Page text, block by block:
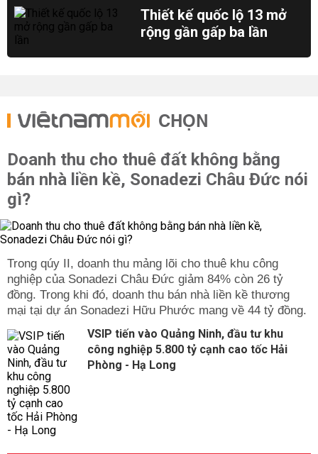
Thiết kế quốc lộ 13 mở
rộng gần gấp ba lần
CHỌN
Doanh thu cho thuê đất không bằng
bán nhà liền kề, Sonadezi Châu Đức nói
gì?
Trong qúy II, doanh thu mảng lõi cho thuê khu công
nghiệp của Sonadezi Châu Đức giảm 84% còn 26 tỷ
đồng. Trong khi đó, doanh thu bán nhà liền kề thương
mại tại dự án Sonadezi Hữu Phước mang về 44 tỷ đồng.
VSIP tiến vào Quảng Ninh, đầu tư khu
công nghiệp 5.800 tỷ cạnh cao tốc Hải
Phòng - Hạ Long